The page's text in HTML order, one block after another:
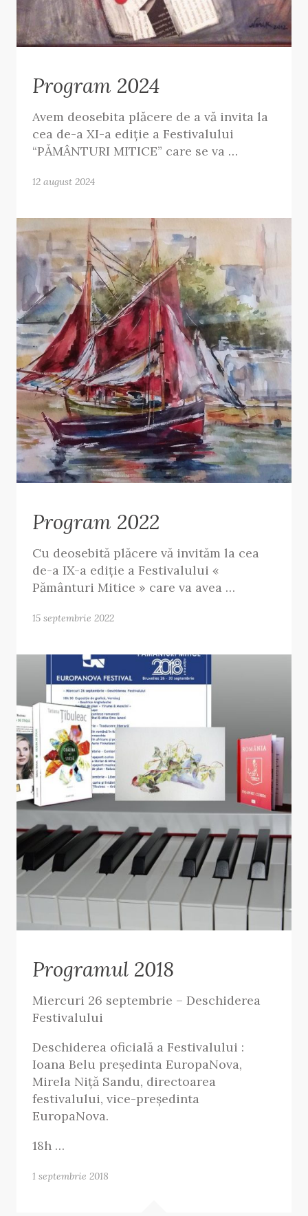
Program 2024
Avem deosebita plăcere de a vă invita la
cea de-a XI-a ediție a Festivalului
“PĂMÂNTURI MITICE” care se va …
12 august 2024
Program 2022
Cu deosebită plăcere vă invităm la cea
de-a IX-a ediție a Festivalului «
Pământuri Mitice » care va avea …
15 septembrie 2022
Programul 2018
Miercuri 26 septembrie – Deschiderea
Festivalului
Deschiderea oficială a Festivalului :
Ioana Belu preşedinta EuropaNova,
Mirela Niță Sandu, directoarea
festivalului, vice-preşedinta
EuropaNova.
18h …
1 septembrie 2018